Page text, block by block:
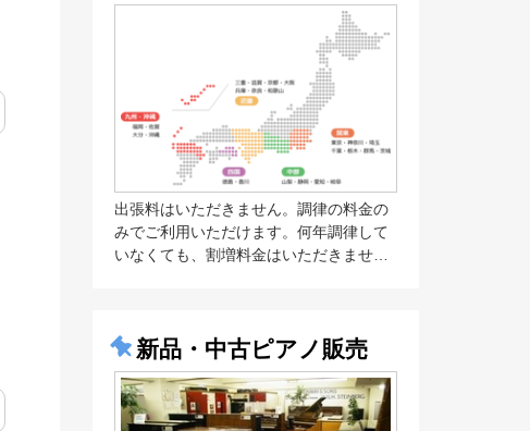
出張料はいただきません。調律の料金の
みでご利用いただけます。何年調律して
いなくても、割増料金はいただきませ…
新品・中古ピアノ販売